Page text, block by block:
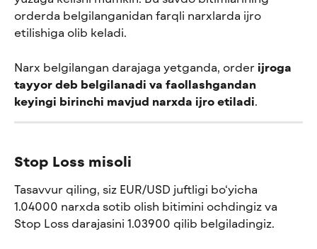
orderda belgilanganidan farqli narxlarda ijro
etilishiga olib keladi.
Narx belgilangan darajaga yetganda, order ijroga
tayyor deb belgilanadi va faollashgandan
keyingi birinchi mavjud narxda ijro etiladi.
Stop Loss misoli
Tasavvur qiling, siz EUR/USD juftligi bo‘yicha
1.04000 narxda sotib olish bitimini ochdingiz va
Stop Loss darajasini 1.03900 qilib belgiladingiz.